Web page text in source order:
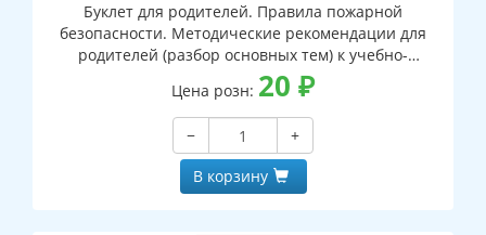
Буклет для родителей. Правила пожарной
безопасности. Методические рекомендации для
родителей (разбор основных тем) к учебно-
методическому пособию "Правила пожарной
безопасности"
Цена розн: 20 ₽
−
+
В корзину